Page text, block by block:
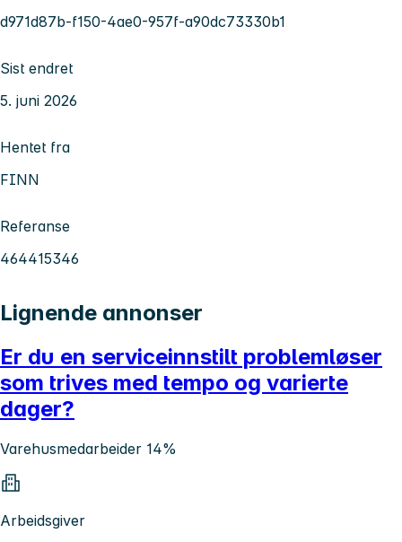
d971d87b-f150-4ae0-957f-a90dc73330b1
Sist endret
5. juni 2026
Hentet fra
FINN
Referanse
464415346
Lignende annonser
Er du en serviceinnstilt problemløser
som trives med tempo og varierte
dager?
Varehusmedarbeider 14%
Arbeidsgiver